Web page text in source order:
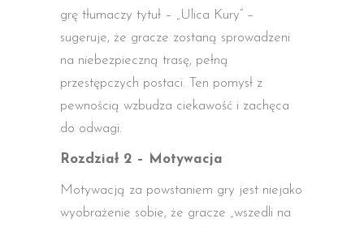
grę tłumaczy tytuł – „Ulica Kury” –
sugeruje, że gracze zostaną sprowadzeni
na niebezpieczną trasę, pełną
przestępczych postaci. Ten pomysł z
pewnością wzbudza ciekawość i zachęca
do odwagi.
Rozdział 2 – Motywacja
Motywacją za powstaniem gry jest niejako
wyobrażenie sobie, że gracze „wszedli na